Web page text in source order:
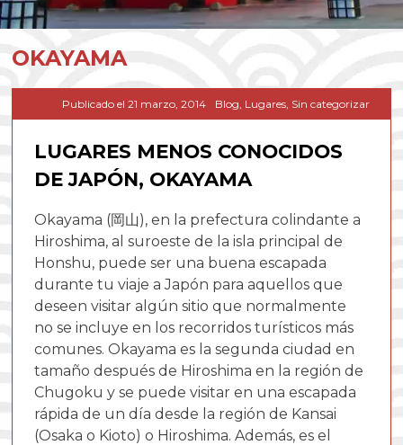
OKAYAMA
Publicado el 21 marzo, 2014 Blog, Lugares, Sin categorizar
LUGARES MENOS CONOCIDOS
DE JAPÓN, OKAYAMA
Okayama (岡山), en la prefectura colindante a
Hiroshima, al suroeste de la isla principal de
Honshu, puede ser una buena escapada
durante tu viaje a Japón para aquellos que
deseen visitar algún sitio que normalmente
no se incluye en los recorridos turísticos más
comunes. Okayama es la segunda ciudad en
tamaño después de Hiroshima en la región de
Chugoku y se puede visitar en una escapada
rápida de un día desde la región de Kansai
(Osaka o Kioto) o Hiroshima. Además, es el